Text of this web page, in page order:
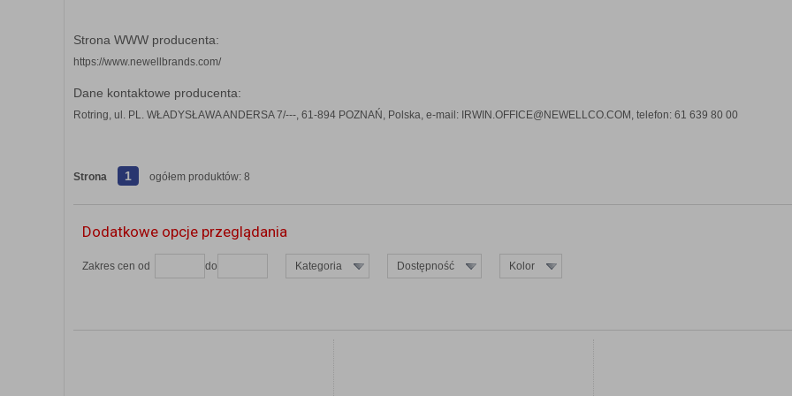
Strona WWW producenta:
https://www.newellbrands.com/
Dane kontaktowe producenta:
Rotring, ul. PL. WŁADYSŁAWA ANDERSA 7/---, 61-894 POZNAŃ, Polska, e-mail: IRWIN.OFFICE@NEWELLCO.COM, telefon: 61 639 80 00
Strona 1 ogółem produktów: 8
Dodatkowe opcje przeglądania
Zakres cen od do Kategoria Dostępność Kolor